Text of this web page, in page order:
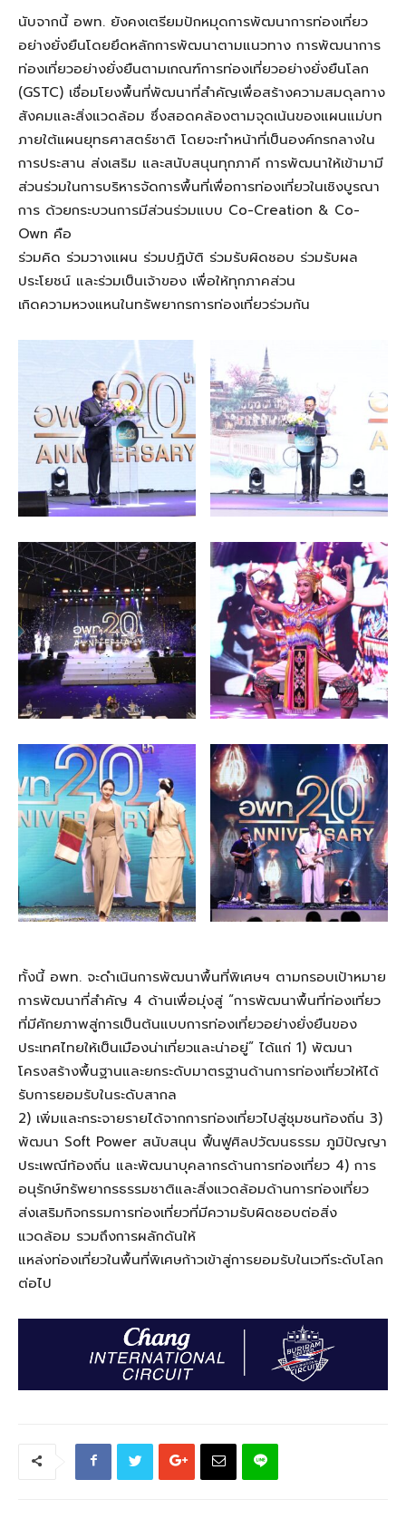
นับจากนี้ อพท. ยังคงเตรียมปักหมุดการพัฒนาการท่องเที่ยว
อย่างยั่งยืนโดยยึดหลักการพัฒนาตามแนวทาง การพัฒนาการ
ท่องเที่ยวอย่างยั่งยืนตามเกณฑ์การท่องเที่ยวอย่างยั่งยืนโลก
(GSTC) เชื่อมโยงพื้นที่พัฒนาที่สำคัญเพื่อสร้างความสมดุลทาง
สังคมและสิ่งแวดล้อม ซึ่งสอดคล้องตามจุดเน้นของแผนแม่บท
ภายใต้แผนยุทธศาสตร์ชาติ โดยจะทำหน้าที่เป็นองค์กรกลางใน
การประสาน ส่งเสริม และสนับสนุนทุกภาคี การพัฒนาให้เข้ามามี
ส่วนร่วมในการบริหารจัดการพื้นที่เพื่อการท่องเที่ยวในเชิงบูรณา
การ ด้วยกระบวนการมีส่วนร่วมแบบ Co-Creation & Co-
Own คือ
ร่วมคิด ร่วมวางแผน ร่วมปฏิบัติ ร่วมรับผิดชอบ ร่วมรับผล
ประโยชน์ และร่วมเป็นเจ้าของ เพื่อให้ทุกภาคส่วน
เกิดความหวงแหนในทรัพยากรการท่องเที่ยวร่วมกัน
ทั้งนี้อพท. จะดำเนินการพัฒนาพื้นที่พิเศษฯ ตามกรอบเป้าหมาย
การพัฒนาที่สำคัญ 4 ด้านเพื่อมุ่งสู่ “การพัฒนาพื้นที่ท่องเที่ยว
ที่มีศักยภาพสู่การเป็นต้นแบบการท่องเที่ยวอย่างยั่งยืนของ
ประเทศไทยให้เป็นเมืองน่าเที่ยวและน่าอยู่” ได้แก่ 1) พัฒนา
โครงสร้างพื้นฐานและยกระดับมาตรฐานด้านการท่องเที่ยวให้ได้
รับการยอมรับในระดับสากล
2) เพิ่มและกระจายรายได้จากการท่องเที่ยวไปสู่ชุมชนท้องถิ่น 3)
พัฒนา Soft Power สนับสนุน ฟื้นฟศิลปวัฒนธรรม ภูมิปัญญา
ประเพณีท้องถิ่น และพัฒนาบุคลากรด้านการท่องเที่ยว 4) การ
อนุรักษทรัพยากรธรรมชาติและสิ่งแวดล้อมด้านการท่องเที่ยว
ส่งเสริมกิจกรรมการท่องเที่ยวที่มีความรับผิดชอบต่อสิ่ง
แวดล้อม รวมถึงการผลักดันให้
แหล่งท่องเที่ยวในพื้นที่พิเศษก้าวเข้าสู่การยอมรับในเวทีระดับโลก
ต่อไป